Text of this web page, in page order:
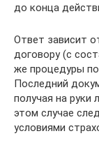
до конца
Ответ зависит
договору (с
же процедуры
Последний
получая на руки
этом случае
условиями